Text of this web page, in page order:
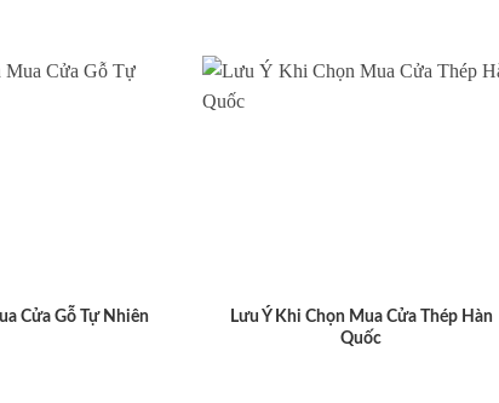
Cửa Gỗ Tự Nhiên
Lưu Ý Khi Chọn Mua Cửa Thép Hàn
Quốc